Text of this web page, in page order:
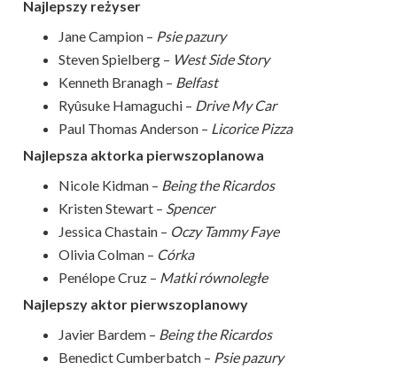
Najlepszy reżyser
Jane Campion – Psie pazury
Steven Spielberg – West Side Story
Kenneth Branagh – Belfast
Ryûsuke Hamaguchi – Drive My Car
Paul Thomas Anderson – Licorice Pizza
Najlepsza aktorka pierwszoplanowa
Nicole Kidman – Being the Ricardos
Kristen Stewart – Spencer
Jessica Chastain – Oczy Tammy Faye
Olivia Colman – Córka
Penélope Cruz – Matki równoległe
Najlepszy aktor pierwszoplanowy
Javier Bardem – Being the Ricardos
Benedict Cumberbatch – Psie pazury